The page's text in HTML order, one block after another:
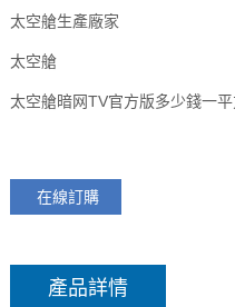
太空艙生產廠家
太空艙
太空艙暗网TV官方版多少錢一平
在線訂購
產品詳情